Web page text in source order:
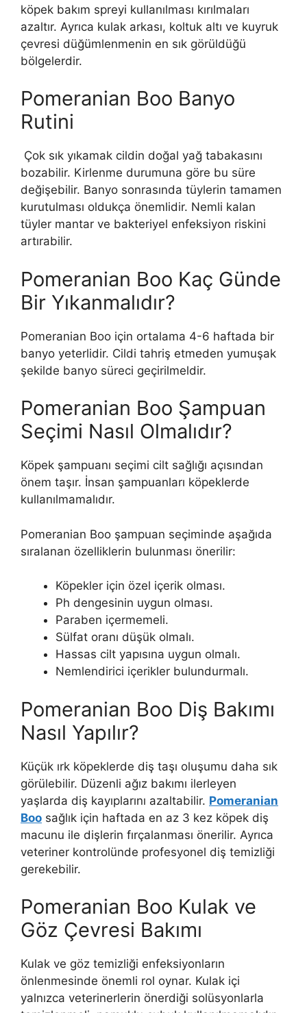
köpek bakım spreyi kullanılması kırılmaları
azaltır. Ayrıca kulak arkası, koltuk altı ve kuyruk
çevresi düğümlenmenin en sık görüldüğü
bölgelerdir.
Pomeranian Boo Banyo
Rutini
Çok sık yıkamak cildin doğal yağ tabakasını
bozabilir. Kirlenme durumuna göre bu süre
değişebilir. Banyo sonrasında tüylerin tamamen
kurutulması oldukça önemlidir. Nemli kalan
tüyler mantar ve bakteriyel enfeksiyon riskini
artırabilir.
Pomeranian Boo Kaç Günde
Bir Yıkanmalıdır?
Pomeranian Boo için ortalama 4-6 haftada bir
banyo yeterlidir. Cildi tahriş etmeden yumuşak
şekilde banyo süreci geçirilmeldir.
Pomeranian Boo Şampuan
Seçimi Nasıl Olmalıdır?
Köpek şampuanı seçimi cilt sağlığı açısından
önem taşır. İnsan şampuanları köpeklerde
kullanılmamalıdır.
Pomeranian Boo şampuan seçiminde aşağıda
sıralanan özelliklerin bulunması önerilir:
Köpekler için özel içerik olması.
Ph dengesinin uygun olması.
Paraben içermemeli.
Sülfat oranı düşük olmalı.
Hassas cilt yapısına uygun olmalı.
Nemlendirici içerikler bulundurmalı.
Pomeranian Boo Diş Bakımı
Nasıl Yapılır?
Küçük ırk köpeklerde diş taşı oluşumu daha sık
görülebilir. Düzenli ağız bakımı ilerleyen
yaşlarda diş kayıplarını azaltabilir. Pomeranian
Boo sağlık için haftada en az 3 kez köpek diş
macunu ile dişlerin fırçalanması önerilir. Ayrıca
veteriner kontrolünde profesyonel diş temizliği
gerekebilir.
Pomeranian Boo Kulak ve
Göz Çevresi Bakımı
Kulak ve göz temizliği enfeksiyonların
önlenmesinde önemli rol oynar. Kulak içi
yalnızca veterinerlerin önerdiği solüsyonlarla